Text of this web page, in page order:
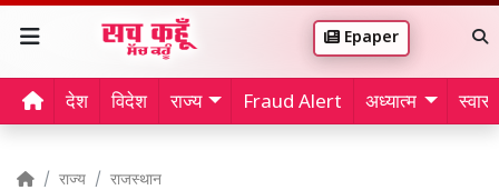
Epaper
देश विदेश राज्य Fraud Alert अध्यात्म
राज्य राजस्थान